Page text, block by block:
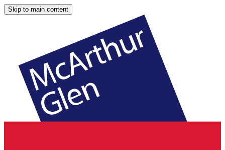
Skip to main content